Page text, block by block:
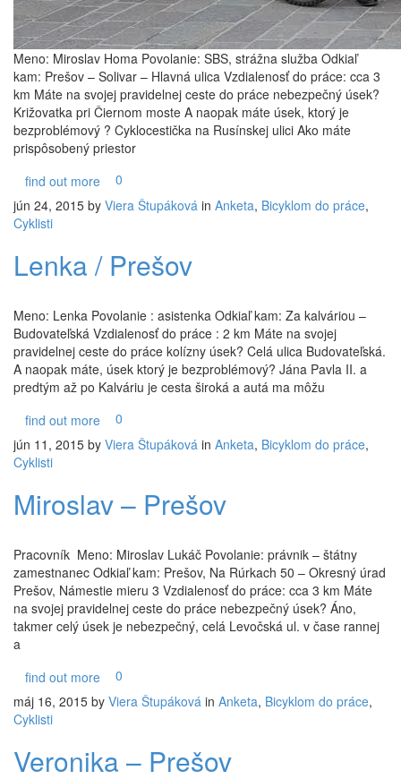
Meno: Miroslav Homa Povolanie: SBS, strážna služba Odkiaľ
kam: Prešov – Solivar – Hlavná ulica Vzdialenosť do práce: cca 3
km Máte na svojej pravidelnej ceste do práce nebezpečný úsek?
Križovatka pri Čiernom moste A naopak máte úsek, ktorý je
bezproblémový ? Cyklocestička na Rusínskej ulici Ako máte
prispôsobený priestor
find out more
0
jún 24, 2015 by Viera Štupáková in Anketa, Bicyklom do práce,
Cyklisti
Lenka / Prešov
Meno: Lenka Povolanie : asistenka Odkiaľ kam: Za kalváriou –
Budovateľská Vzdialenosť do práce : 2 km Máte na svojej
pravidelnej ceste do práce kolízny úsek? Celá ulica Budovateľská.
A naopak máte, úsek ktorý je bezproblémový? Jána Pavla II. a
predtým až po Kalváriu je cesta široká a autá ma môžu
find out more
0
jún 11, 2015 by Viera Štupáková in Anketa, Bicyklom do práce,
Cyklisti
Miroslav – Prešov
Pracovník Meno: Miroslav Lukáč Povolanie: právnik – štátny
zamestnanec Odkiaľ kam: Prešov, Na Rúrkach 50 – Okresný úrad
Prešov, Námestie mieru 3 Vzdialenosť do práce: cca 3 km Máte
na svojej pravidelnej ceste do práce nebezpečný úsek? Áno,
takmer celý úsek je nebezpečný, celá Levočská ul. v čase rannej
a
find out more
0
máj 16, 2015 by Viera Štupáková in Anketa, Bicyklom do práce,
Cyklisti
Veronika – Prešov